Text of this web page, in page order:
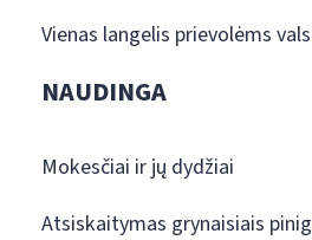
Vienas langelis prievolėms
NAUDINGA
Mokesčiai ir jų dydžiai
Atsiskaitymas grynaisiais